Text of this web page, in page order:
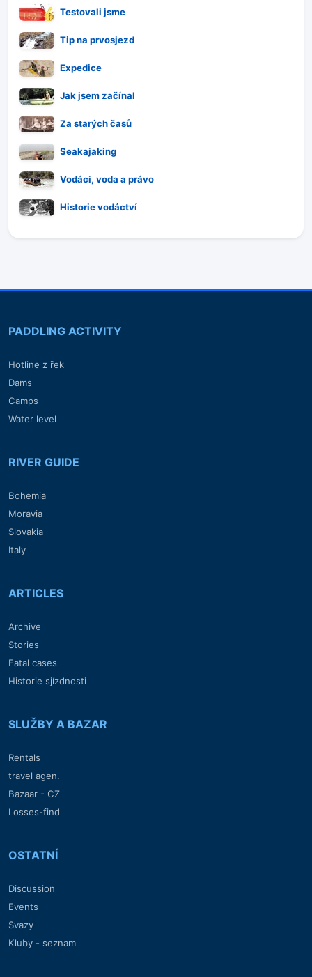
Testovali jsme
Tip na prvosjezd
Expedice
Jak jsem začínal
Za starých časů
Seakajaking
Vodáci, voda a právo
Historie vodáctví
PADDLING ACTIVITY
Hotline z řek
Dams
Camps
Water level
RIVER GUIDE
Bohemia
Moravia
Slovakia
Italy
ARTICLES
Archive
Stories
Fatal cases
Historie sjízdnosti
SLUŽBY A BAZAR
Rentals
travel agen.
Bazaar - CZ
Losses-find
OSTATNÍ
Discussion
Events
Svazy
Kluby - seznam